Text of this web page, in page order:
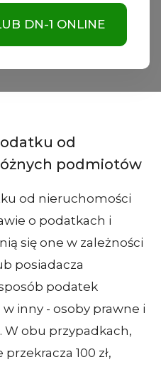
DN-1 ONLINE
od
podmiotów
od nieruchomości
o podatkach i
się one w zależności
posiadacza
podatek
w inny - osoby prawne i
W obu przypadkach,
100 zł,